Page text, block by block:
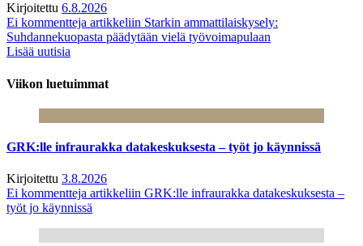
Kirjoitettu 6.8.2026
Ei kommentteja artikkeliin Starkin ammattilaiskysely:
Suhdannekuopasta päädytään vielä työvoimapulaan
Lisää uutisia
Viikon luetuimmat
GRK:lle infraurakka datakeskuksesta – työt jo käynnissä
Kirjoitettu 3.8.2026
Ei kommentteja artikkeliin GRK:lle infraurakka datakeskuksesta –
työt jo käynnissä